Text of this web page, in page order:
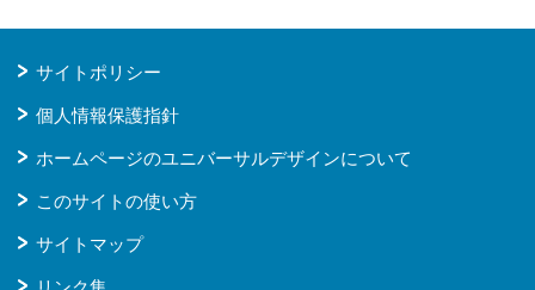
サイトポリシー
個人情報保護指針
ホームページのユニバーサルデザインについて
このサイトの使い方
サイトマップ